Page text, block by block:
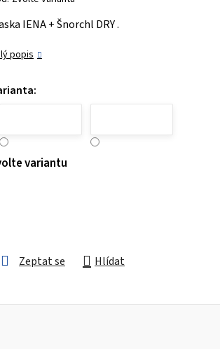
IENA + Šnorchl DRY .
popis
variantu
Zeptat se Hlídat